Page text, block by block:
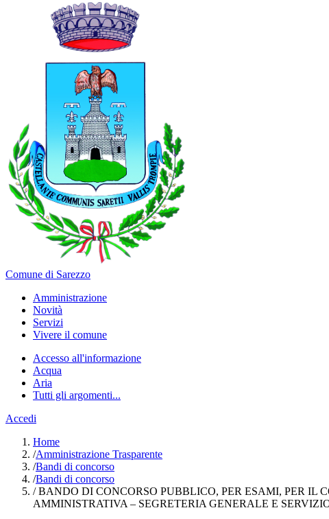
Comune di Sarezzo
Amministrazione
Novità
Servizi
Vivere il comune
Accesso all'informazione
Acqua
Aria
Tutti gli argomenti...
Accedi
Home
/Amministrazione Trasparente
/Bandi di concorso
/Bandi di concorso
/BANDO DI CONCORSO PUBBLICO, PER ESAMI, PER IL
AMMINISTRATIVA – SEGRETERIA GENERALE E